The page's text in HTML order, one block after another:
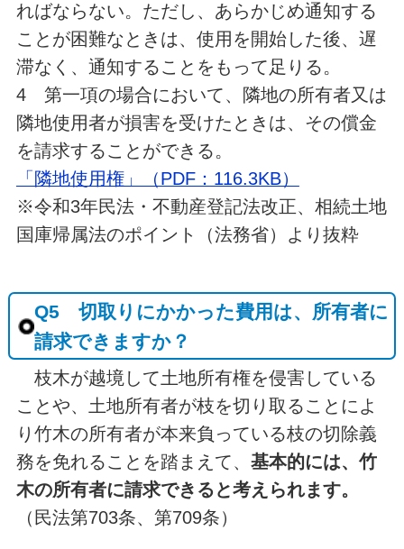
ればならない。ただし、あらかじめ通知する
ことが困難なときは、使用を開始した後、遅
滞なく、通知することをもって足りる。
4 第一項の場合において、隣地の所有者又は
隣地使用者が損害を受けたときは、その償金
を請求することができる。
「隣地使用権」（PDF：116.3KB）
※令和3年民法・不動産登記法改正、相続土地
国庫帰属法のポイント（法務省）より抜粋
Q5 切取りにかかった費用は、所有者に
請求できますか？
枝木が越境して土地所有権を侵害している
ことや、土地所有者が枝を切り取ることによ
り竹木の所有者が本来負っている枝の切除義
務を免れることを踏まえて、 基本的には、竹
木の所有者に請求できると考えられます。
（民法第703条、第709条）